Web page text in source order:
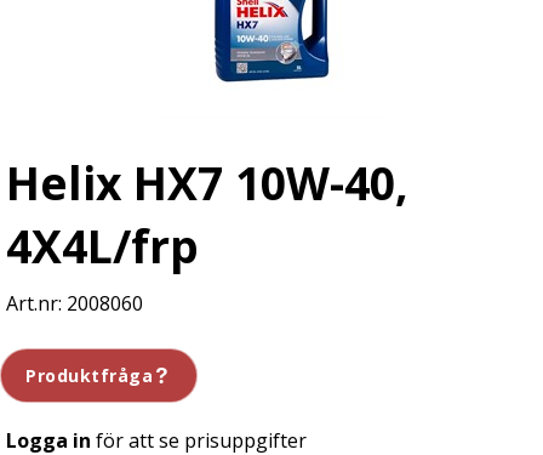
Helix HX7 10W-40,
4X4L/frp
2008060
Produktfråga
Logga in för att se prisuppgifter